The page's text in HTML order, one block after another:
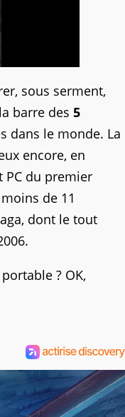
sous serment,
barre des 5
dans le monde. La
encore, en
PC du premier
de 11
dont le tout
? OK,